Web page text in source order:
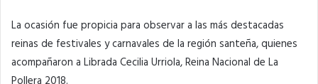
La ocasión fue propicia para observar a las más destacadas
reinas de festivales y carnavales de la región santeña, quienes
acompañaron a Librada Cecilia Urriola, Reina Nacional de La